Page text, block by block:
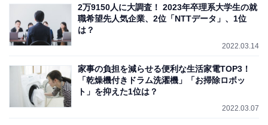
2万9150人に大調査！ 2023年卒理系大学生の就
職希望先人気企業、2位「NTTデータ」、1位
は？
2022.03.14
家事の負担を減らせる便利な生活家電TOP3！
「乾燥機付きドラム洗濯機」「お掃除ロボッ
ト」を抑えた1位は？
2022.03.07